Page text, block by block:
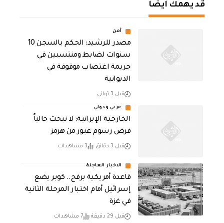
قد يهمك أيضا
أمن
مصدر للرشيد: الحكم بالسجن 10
سنوات لضابط ومنتسبين في
جريمة اغتصاب موقوفة في
الديوانية
قبل 3 ثواني
عربي ودولي
الخارجية الإيرانية: لا نبحث حالياً
فرض رسوم عبور من هرمز
قبل 3 دقائق 3 مشاهدات
الاخبار العاجلة
قاعدة أمريكية برفح.. كوبر يضع
إسرائيل أمام اختبار المرحلة الثانية
في غزة
قبل 29 دقيقة 7 مشاهدات